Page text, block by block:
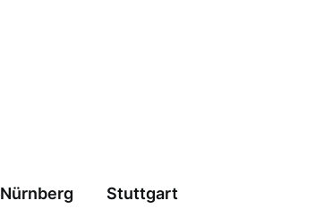
Nürnberg Stuttgart